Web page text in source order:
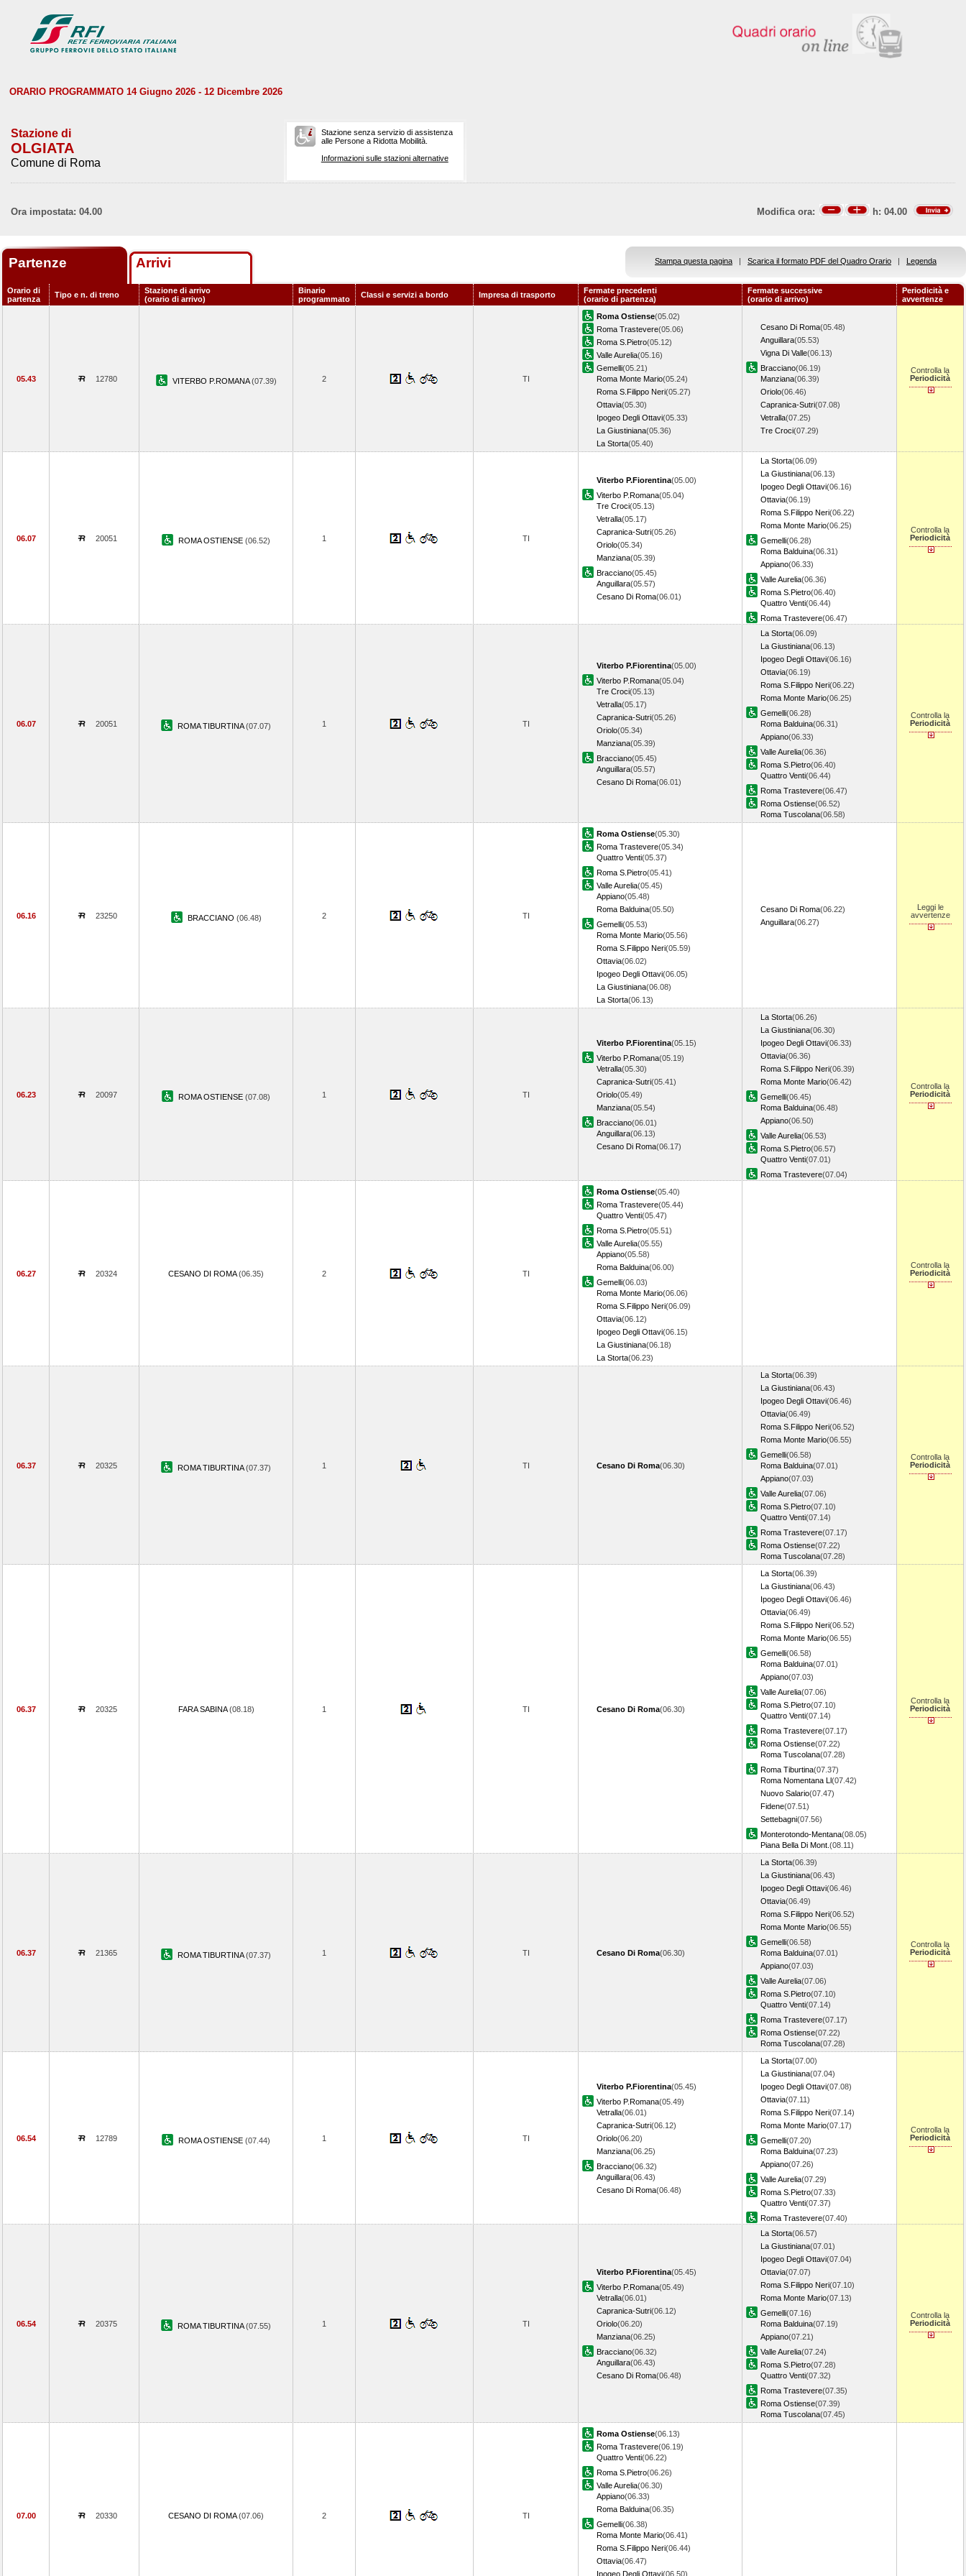
ORARIO PROGRAMMATO 14 Giugno 2026 - 12 Dicembre 2026
Stazione di
OLGIATA
Comune di Roma
Stazione senza servizio di assistenza
alle Persone a Ridotta Mobilità.
Informazioni sulle stazioni alternative
Ora impostata: 04.00 Modifica ora: h: 04.00
Partenze Arrivi Stampa questa pagina | Scarica il formato PDF del Quadro Orario | Legenda
Orario di
partenza
Tipo e n. di treno
Stazione di arrivo
(orario di arrivo)
Binario
programmato
Classi e servizi a bordo Impresa di trasporto
Fermate precedenti
(orario di partenza)
Fermate successive
(orario di arrivo)
Periodicità e
avvertenze
05.43 12780 VITERBO P.ROMANA(07.39) 2 TI
Roma Ostiense(05.02)
Roma Trastevere(05.06)
Roma S.Pietro(05.12)
Valle Aurelia(05.16)
Gemelli(05.21)
Roma Monte Mario(05.24)
Roma S.Filippo Neri(05.27)
Ottavia(05.30)
Ipogeo Degli Ottavi(05.33)
La Giustiniana(05.36)
La Storta(05.40)
Cesano Di Roma(05.48)
Anguillara(05.53)
Vigna Di Valle(06.13)
Bracciano(06.19)
Manziana(06.39)
Oriolo(06.46)
Capranica-Sutri(07.08)
Vetralla(07.25)
Tre Croci(07.29)
Controlla la
Periodicità
06.07 20051 ROMA OSTIENSE (06.52) 1 TI
Viterbo P.Fiorentina(05.00)
Viterbo P.Romana(05.04)
Tre Croci(05.13)
Vetralla(05.17)
Capranica-Sutri(05.26)
Oriolo(05.34)
Manziana(05.39)
Bracciano(05.45)
Anguillara(05.57)
Cesano Di Roma(06.01)
La Storta(06.09)
La Giustiniana(06.13)
Ipogeo Degli Ottavi(06.16)
Ottavia(06.19)
Roma S.Filippo Neri(06.22)
Roma Monte Mario(06.25)
Gemelli(06.28)
Roma Balduina(06.31)
Appiano(06.33)
Valle Aurelia(06.36)
Roma S.Pietro(06.40)
Quattro Venti(06.44)
Roma Trastevere(06.47)
Controlla la
Periodicità
06.07 20051 ROMA TIBURTINA(07.07) 1 TI
Viterbo P.Fiorentina(05.00)
Viterbo P.Romana(05.04)
Tre Croci(05.13)
Vetralla(05.17)
Capranica-Sutri(05.26)
Oriolo(05.34)
Manziana(05.39)
Bracciano(05.45)
Anguillara(05.57)
Cesano Di Roma(06.01)
La Storta(06.09)
La Giustiniana(06.13)
Ipogeo Degli Ottavi(06.16)
Ottavia(06.19)
Roma S.Filippo Neri(06.22)
Roma Monte Mario(06.25)
Gemelli(06.28)
Roma Balduina(06.31)
Appiano(06.33)
Valle Aurelia(06.36)
Roma S.Pietro(06.40)
Quattro Venti(06.44)
Roma Trastevere(06.47)
Roma Ostiense(06.52)
Roma Tuscolana(06.58)
Controlla la
Periodicità
06.16 23250 BRACCIANO (06.48) 2 TI
Roma Ostiense(05.30)
Roma Trastevere(05.34)
Quattro Venti(05.37)
Roma S.Pietro(05.41)
Valle Aurelia(05.45)
Appiano(05.48)
Roma Balduina(05.50)
Gemelli(05.53)
Roma Monte Mario(05.56)
Roma S.Filippo Neri(05.59)
Ottavia(06.02)
Ipogeo Degli Ottavi(06.05)
La Giustiniana(06.08)
La Storta(06.13)
Cesano Di Roma(06.22)
Anguillara(06.27)
Leggi le
avvertenze
06.23 20097 ROMA OSTIENSE (07.08) 1 TI
Viterbo P.Fiorentina(05.15)
Viterbo P.Romana(05.19)
Vetralla(05.30)
Capranica-Sutri(05.41)
Oriolo(05.49)
Manziana(05.54)
Bracciano(06.01)
Anguillara(06.13)
Cesano Di Roma(06.17)
La Storta(06.26)
La Giustiniana(06.30)
Ipogeo Degli Ottavi(06.33)
Ottavia(06.36)
Roma S.Filippo Neri(06.39)
Roma Monte Mario(06.42)
Gemelli(06.45)
Roma Balduina(06.48)
Appiano(06.50)
Valle Aurelia(06.53)
Roma S.Pietro(06.57)
Quattro Venti(07.01)
Roma Trastevere(07.04)
Controlla la
Periodicità
06.27 20324 CESANO DI ROMA(06.35) 2 TI
Roma Ostiense(05.40)
Roma Trastevere(05.44)
Quattro Venti(05.47)
Roma S.Pietro(05.51)
Valle Aurelia(05.55)
Appiano(05.58)
Roma Balduina(06.00)
Gemelli(06.03)
Roma Monte Mario(06.06)
Roma S.Filippo Neri(06.09)
Ottavia(06.12)
Ipogeo Degli Ottavi(06.15)
La Giustiniana(06.18)
La Storta(06.23)
Controlla la
Periodicità
06.37 20325 ROMA TIBURTINA(07.37) 1 TI Cesano Di Roma(06.30)
La Storta(06.39)
La Giustiniana(06.43)
Ipogeo Degli Ottavi(06.46)
Ottavia(06.49)
Roma S.Filippo Neri(06.52)
Roma Monte Mario(06.55)
Gemelli(06.58)
Roma Balduina(07.01)
Appiano(07.03)
Valle Aurelia(07.06)
Roma S.Pietro(07.10)
Quattro Venti(07.14)
Roma Trastevere(07.17)
Roma Ostiense(07.22)
Roma Tuscolana(07.28)
Controlla la
Periodicità
06.37 20325 FARA SABINA(08.18) 1 TI Cesano Di Roma(06.30)
La Storta(06.39)
La Giustiniana(06.43)
Ipogeo Degli Ottavi(06.46)
Ottavia(06.49)
Roma S.Filippo Neri(06.52)
Roma Monte Mario(06.55)
Gemelli(06.58)
Roma Balduina(07.01)
Appiano(07.03)
Valle Aurelia(07.06)
Roma S.Pietro(07.10)
Quattro Venti(07.14)
Roma Trastevere(07.17)
Roma Ostiense(07.22)
Roma Tuscolana(07.28)
Roma Tiburtina(07.37)
Roma Nomentana Ll(07.42)
Nuovo Salario(07.47)
Fidene(07.51)
Settebagni(07.56)
Monterotondo-Mentana(08.05)
Piana Bella Di Mont. (08.11)
Controlla la
Periodicità
06.37 21365 ROMA TIBURTINA(07.37) 1 TI Cesano Di Roma(06.30)
La Storta(06.39)
La Giustiniana(06.43)
Ipogeo Degli Ottavi(06.46)
Ottavia(06.49)
Roma S.Filippo Neri(06.52)
Roma Monte Mario(06.55)
Gemelli(06.58)
Roma Balduina(07.01)
Appiano(07.03)
Valle Aurelia(07.06)
Roma S.Pietro(07.10)
Quattro Venti(07.14)
Roma Trastevere(07.17)
Roma Ostiense(07.22)
Roma Tuscolana(07.28)
Controlla la
Periodicità
06.54 12789 ROMA OSTIENSE (07.44) 1 TI
Viterbo P.Fiorentina(05.45)
Viterbo P.Romana(05.49)
Vetralla(06.01)
Capranica-Sutri(06.12)
Oriolo(06.20)
Manziana(06.25)
Bracciano(06.32)
Anguillara(06.43)
Cesano Di Roma(06.48)
La Storta(07.00)
La Giustiniana(07.04)
Ipogeo Degli Ottavi(07.08)
Ottavia(07.11)
Roma S.Filippo Neri(07.14)
Roma Monte Mario(07.17)
Gemelli(07.20)
Roma Balduina(07.23)
Appiano(07.26)
Valle Aurelia(07.29)
Roma S.Pietro(07.33)
Quattro Venti(07.37)
Roma Trastevere(07.40)
Controlla la
Periodicità
06.54 20375 ROMA TIBURTINA(07.55) 1 TI
Viterbo P.Fiorentina(05.45)
Viterbo P.Romana(05.49)
Vetralla(06.01)
Capranica-Sutri(06.12)
Oriolo(06.20)
Manziana(06.25)
Bracciano(06.32)
Anguillara(06.43)
Cesano Di Roma(06.48)
La Storta(06.57)
La Giustiniana(07.01)
Ipogeo Degli Ottavi(07.04)
Ottavia(07.07)
Roma S.Filippo Neri(07.10)
Roma Monte Mario(07.13)
Gemelli(07.16)
Roma Balduina(07.19)
Appiano(07.21)
Valle Aurelia(07.24)
Roma S.Pietro(07.28)
Quattro Venti(07.32)
Roma Trastevere(07.35)
Roma Ostiense(07.39)
Roma Tuscolana(07.45)
Controlla la
Periodicità
07.00 20330 CESANO DI ROMA(07.06) 2 TI
Roma Ostiense(06.13)
Roma Trastevere(06.19)
Quattro Venti(06.22)
Roma S.Pietro(06.26)
Valle Aurelia(06.30)
Appiano(06.33)
Roma Balduina(06.35)
Gemelli(06.38)
Roma Monte Mario(06.41)
Roma S.Filippo Neri(06.44)
Ottavia(06.47)
Ipogeo Degli Ottavi(06.50)